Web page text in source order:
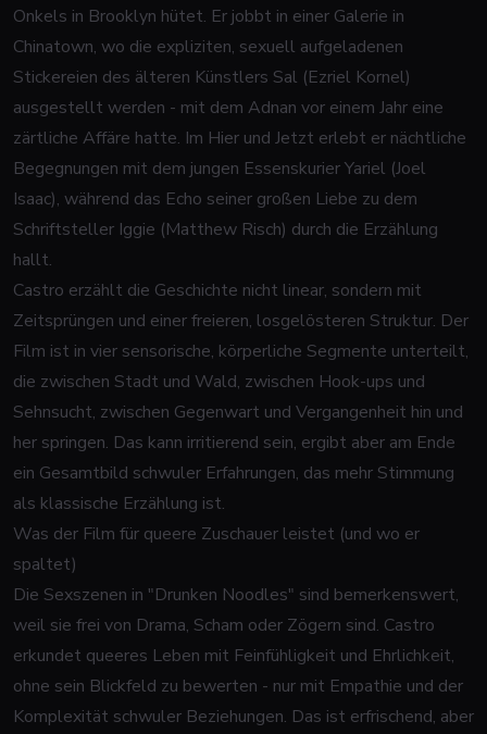
Onkels in Brooklyn hütet. Er jobbt in einer Galerie in
Chinatown, wo die expliziten, sexuell aufgeladenen
Stickereien des älteren Künstlers Sal (Ezriel Kornel)
ausgestellt werden - mit dem Adnan vor einem Jahr eine
zärtliche Affäre hatte. Im Hier und Jetzt erlebt er nächtliche
Begegnungen mit dem jungen Essenskurier Yariel (Joel
Isaac), während das Echo seiner großen Liebe zu dem
Schriftsteller Iggie (Matthew Risch) durch die Erzählung
hallt.
Castro erzählt die Geschichte nicht linear, sondern mit
Zeitsprüngen und einer freieren, losgelösteren Struktur. Der
Film ist in vier sensorische, körperliche Segmente unterteilt,
die zwischen Stadt und Wald, zwischen Hook-ups und
Sehnsucht, zwischen Gegenwart und Vergangenheit hin und
her springen. Das kann irritierend sein, ergibt aber am Ende
ein Gesamtbild schwuler Erfahrungen, das mehr Stimmung
als klassische Erzählung ist.
Was der Film für queere Zuschauer leistet (und wo er
spaltet)
Die Sexszenen in "Drunken Noodles" sind bemerkenswert,
weil sie frei von Drama, Scham oder Zögern sind. Castro
erkundet queeres Leben mit Feinfühligkeit und Ehrlichkeit,
ohne sein Blickfeld zu bewerten - nur mit Empathie und der
Komplexität schwuler Beziehungen. Das ist erfrischend, aber